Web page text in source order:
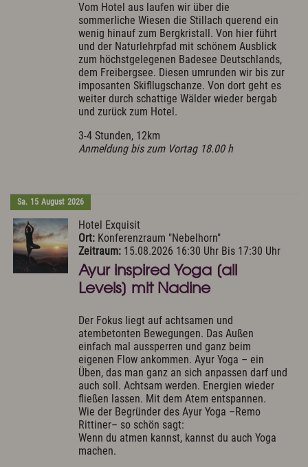
Vom Hotel aus laufen wir über die
sommerliche Wiesen die Stillach querend ein
wenig hinauf zum Bergkristall. Von hier führt
und der Naturlehrpfad mit schönem Ausblick
zum höchstgelegenen Badesee Deutschlands,
dem Freibergsee. Diesen umrunden wir bis zur
imposanten Skifllugschanze. Von dort geht es
weiter durch schattige Wälder wieder bergab
und zurück zum Hotel.
3-4 Stunden, 12km
Anmeldung bis zum Vortag 18.00 h
Sa. 15 August 2026
Hotel Exquisit
Ort: Konferenzraum "Nebelhorn"
Zeitraum: 15.08.2026 16:30 Uhr Bis 17:30 Uhr
Ayur inspired Yoga [all
Levels] mit Nadine
Der Fokus liegt auf achtsamen und
atembetonten Bewegungen. Das Außen
einfach mal aussperren und ganz beim
eigenen Flow ankommen. Ayur Yoga – ein
Üben, das man ganz an sich anpassen darf und
auch soll. Achtsam werden. Energien wieder
fließen lassen. Mit dem Atem entspannen.
Wie der Begründer des Ayur Yoga –Remo
Rittiner– so schön sagt:
Wenn du atmen kannst, kannst du auch Yoga
machen.